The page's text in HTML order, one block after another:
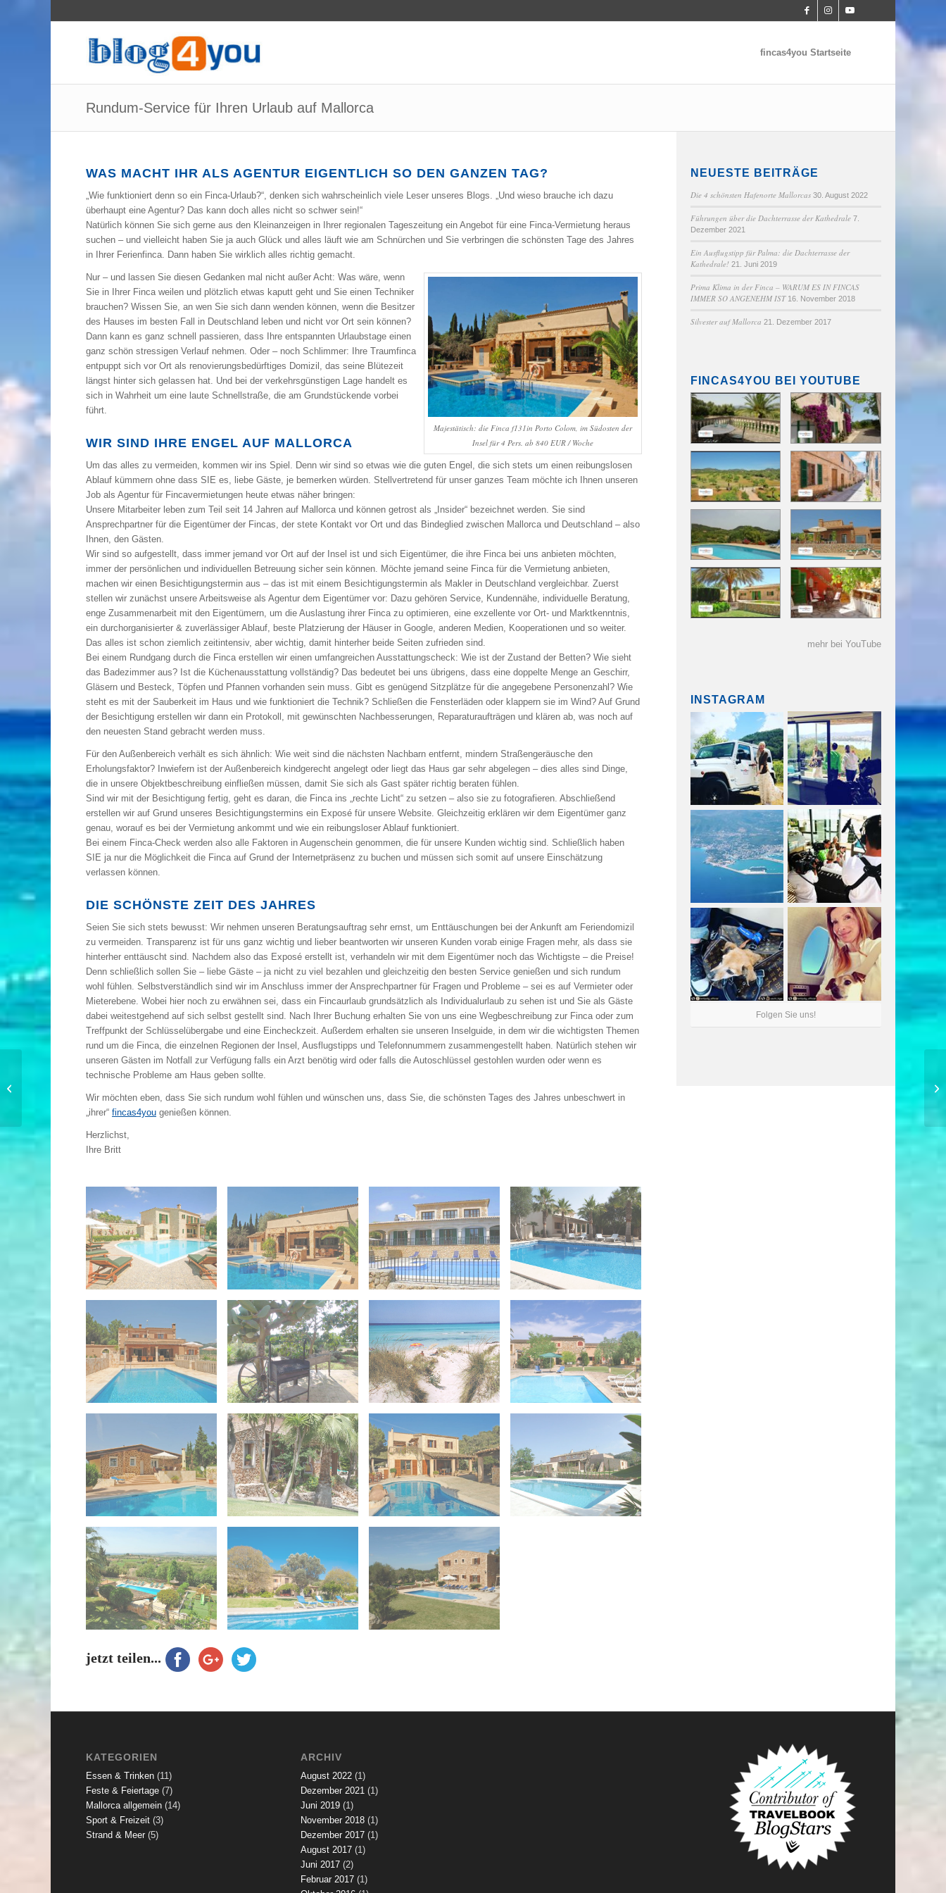
fincas4you Startseite
Rundum-Service für Ihren Urlaub auf Mallorca
WAS MACHT IHR ALS AGENTUR EIGENTLICH SO DEN GANZEN TAG?
„Wie funktioniert denn so ein Finca-Urlaub?“, denken sich wahrscheinlich viele Leser unseres Blogs. „Und wieso brauche ich dazu
überhaupt eine Agentur? Das kann doch alles nicht so schwer sein!“
Natürlich können Sie sich gerne aus den Kleinanzeigen in Ihrer regionalen Tageszeitung ein Angebot für eine Finca-Vermietung heraus
suchen – und vielleicht haben Sie ja auch Glück und alles läuft wie am Schnürchen und Sie verbringen die schönsten Tage des Jahres
in Ihrer Ferienfinca. Dann haben Sie wirklich alles richtig gemacht.
Majestätisch: die Finca f131in Porto Colom, im Südosten der
Insel für 4 Pers. ab 840 EUR / Woche
Nur – und lassen Sie diesen Gedanken mal nicht außer Acht: Was wäre, wenn
Sie in Ihrer Finca weilen und plötzlich etwas kaputt geht und Sie einen Techniker
brauchen? Wissen Sie, an wen Sie sich dann wenden können, wenn die Besitzer
des Hauses im besten Fall in Deutschland leben und nicht vor Ort sein können?
Dann kann es ganz schnell passieren, dass Ihre entspannten Urlaubstage einen
ganz schön stressigen Verlauf nehmen. Oder – noch Schlimmer: Ihre Traumfinca
entpuppt sich vor Ort als renovierungsbedürftiges Domizil, das seine Blütezeit
längst hinter sich gelassen hat. Und bei der verkehrsgünstigen Lage handelt es
sich in Wahrheit um eine laute Schnellstraße, die am Grundstückende vorbei
führt.
WIR SIND IHRE ENGEL AUF MALLORCA
Um das alles zu vermeiden, kommen wir ins Spiel. Denn wir sind so etwas wie die guten Engel, die sich stets um einen reibungslosen
Ablauf kümmern ohne dass SIE es, liebe Gäste, je bemerken würden. Stellvertretend für unser ganzes Team möchte ich Ihnen unseren
Job als Agentur für Fincavermietungen heute etwas näher bringen:
Unsere Mitarbeiter leben zum Teil seit 14 Jahren auf Mallorca und können getrost als „Insider“ bezeichnet werden. Sie sind
Ansprechpartner für die Eigentümer der Fincas, der stete Kontakt vor Ort und das Bindeglied zwischen Mallorca und Deutschland – also
Ihnen, den Gästen.
Wir sind so aufgestellt, dass immer jemand vor Ort auf der Insel ist und sich Eigentümer, die ihre Finca bei uns anbieten möchten,
immer der persönlichen und individuellen Betreuung sicher sein können. Möchte jemand seine Finca für die Vermietung anbieten,
machen wir einen Besichtigungstermin aus – das ist mit einem Besichtigungstermin als Makler in Deutschland vergleichbar. Zuerst
stellen wir zunächst unsere Arbeitsweise als Agentur dem Eigentümer vor: Dazu gehören Service, Kundennähe, individuelle Beratung,
enge Zusammenarbeit mit den Eigentümern, um die Auslastung ihrer Finca zu optimieren, eine exzellente vor Ort- und Marktkenntnis,
ein durchorganisierter & zuverlässiger Ablauf, beste Platzierung der Häuser in Google, anderen Medien, Kooperationen und so weiter.
Das alles ist schon ziemlich zeitintensiv, aber wichtig, damit hinterher beide Seiten zufrieden sind.
Bei einem Rundgang durch die Finca erstellen wir einen umfangreichen Ausstattungscheck: Wie ist der Zustand der Betten? Wie sieht
das Badezimmer aus? Ist die Küchenausstattung vollständig? Das bedeutet bei uns übrigens, dass eine doppelte Menge an Geschirr,
Gläsern und Besteck, Töpfen und Pfannen vorhanden sein muss. Gibt es genügend Sitzplätze für die angegebene Personenzahl? Wie
steht es mit der Sauberkeit im Haus und wie funktioniert die Technik? Schließen die Fensterläden oder klappern sie im Wind? Auf Grund
der Besichtigung erstellen wir dann ein Protokoll, mit gewünschten Nachbesserungen, Reparaturaufträgen und klären ab, was noch auf
den neuesten Stand gebracht werden muss.
Für den Außenbereich verhält es sich ähnlich: Wie weit sind die nächsten Nachbarn entfernt, mindern Straßengeräusche den
Erholungsfaktor? Inwiefern ist der Außenbereich kindgerecht angelegt oder liegt das Haus gar sehr abgelegen – dies alles sind Dinge,
die in unsere Objektbeschreibung einfließen müssen, damit Sie sich als Gast später richtig beraten fühlen.
Sind wir mit der Besichtigung fertig, geht es daran, die Finca ins „rechte Licht“ zu setzen – also sie zu fotografieren. Abschließend
erstellen wir auf Grund unseres Besichtigungstermins ein Exposé für unsere Website. Gleichzeitig erklären wir dem Eigentümer ganz
genau, worauf es bei der Vermietung ankommt und wie ein reibungsloser Ablauf funktioniert.
Bei einem Finca-Check werden also alle Faktoren in Augenschein genommen, die für unsere Kunden wichtig sind. Schließlich haben
SIE ja nur die Möglichkeit die Finca auf Grund der Internetpräsenz zu buchen und müssen sich somit auf unsere Einschätzung
verlassen können.
DIE SCHÖNSTE ZEIT DES JAHRES
Seien Sie sich stets bewusst: Wir nehmen unseren Beratungsauftrag sehr ernst, um Enttäuschungen bei der Ankunft am Feriendomizil
zu vermeiden. Transparenz ist für uns ganz wichtig und lieber beantworten wir unseren Kunden vorab einige Fragen mehr, als dass sie
hinterher enttäuscht sind. Nachdem also das Exposé erstellt ist, verhandeln wir mit dem Eigentümer noch das Wichtigste – die Preise!
Denn schließlich sollen Sie – liebe Gäste – ja nicht zu viel bezahlen und gleichzeitig den besten Service genießen und sich rundum
wohl fühlen. Selbstverständlich sind wir im Anschluss immer der Ansprechpartner für Fragen und Probleme – sei es auf Vermieter oder
Mieterebene. Wobei hier noch zu erwähnen sei, dass ein Fincaurlaub grundsätzlich als Individualurlaub zu sehen ist und Sie als Gäste
dabei weitestgehend auf sich selbst gestellt sind. Nach Ihrer Buchung erhalten Sie von uns eine Wegbeschreibung zur Finca oder zum
Treffpunkt der Schlüsselübergabe und eine Eincheckzeit. Außerdem erhalten sie unseren Inselguide, in dem wir die wichtigsten Themen
rund um die Finca, die einzelnen Regionen der Insel, Ausflugstipps und Telefonnummern zusammengestellt haben. Natürlich stehen wir
unseren Gästen im Notfall zur Verfügung falls ein Arzt benötig wird oder falls die Autoschlüssel gestohlen wurden oder wenn es
technische Probleme am Haus geben sollte.
Wir möchten eben, dass Sie sich rundum wohl fühlen und wünschen uns, dass Sie, die schönsten Tages des Jahres unbeschwert in
„ihrer“ fincas4you genießen können.
Herzlichst,
Ihre Britt
jetzt teilen...
NEUESTE BEITRÄGE
Die 4 schönsten Hafenorte Mallorcas 30. August 2022
Führungen über die Dachterrasse der Kathedrale 7.
Dezember 2021
Ein Ausflugstipp für Palma: die Dachterrasse der
Kathedrale! 21. Juni 2019
Prima Klima in der Finca – WARUM ES IN FINCAS
IMMER SO ANGENEHM IST 16. November 2018
Silvester auf Mallorca 21. Dezember 2017
FINCAS4YOU BEI YOUTUBE
mehr bei YouTube
INSTAGRAM
Folgen Sie uns!
KATEGORIEN
Essen & Trinken (11)
Feste & Feiertage (7)
Mallorca allgemein (14)
Sport & Freizeit (3)
Strand & Meer (5)
ARCHIV
August 2022(1)
Dezember 2021 (1)
Juni 2019(1)
November 2018(1)
Dezember 2017(1)
August 2017(1)
Juni 2017(2)
Februar 2017(1)